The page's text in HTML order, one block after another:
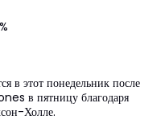
этот понедельник после
в пятницу благодаря
Холле.